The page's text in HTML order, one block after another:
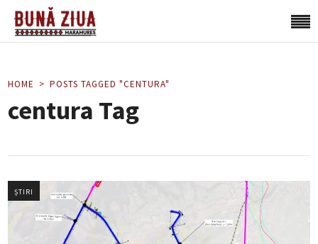
HOME POSTS TAGGED "CENTURA"
centura Tag
ȘTIRI